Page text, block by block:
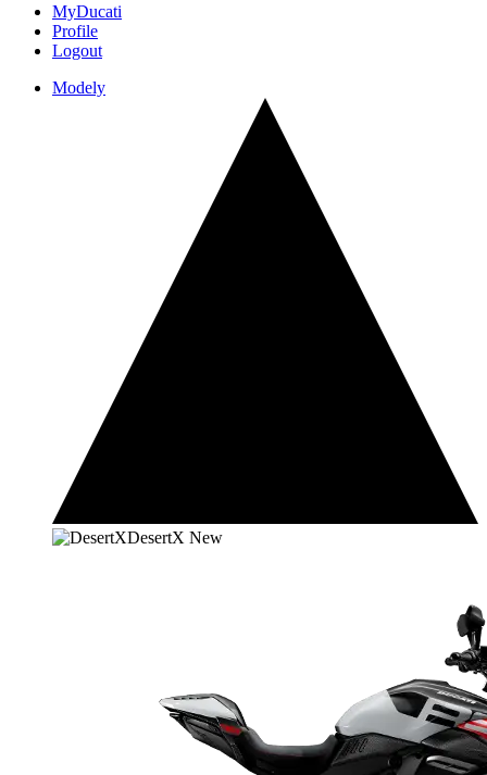
MyDucati
Profile
Logout
Modely
DesertX New